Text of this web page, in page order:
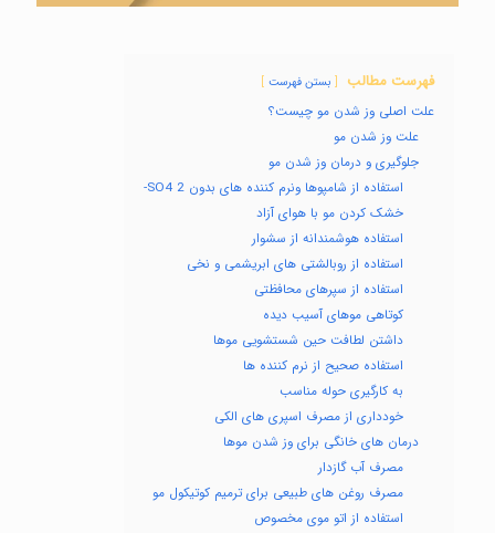
فهرست مطالب بستن فهرست
علت اصلی وز شدن مو چیست؟
علت وز شدن مو
جلوگیری و درمان وز شدن مو
استفاده از شامپوها ونرم کننده های بدون SO4 2-
خشک کردن مو با هوای آزاد
استفاده هوشمندانه از سشوار
استفاده از روبالشتی های ابریشمی و نخی
استفاده از سپرهای محافظتی
کوتاهی موهای آسیب دیده
داشتن لطافت حین شستشویی موها
استفاده صحیح از نرم کننده ها
به کارگیری حوله مناسب
خودداری از مصرف اسپری های الکی
درمان های خانگی برای وز شدن موها
مصرف آب گازدار
مصرف روغن های طبیعی برای ترمیم کوتیکول مو
استفاده از اتو موی مخصوص